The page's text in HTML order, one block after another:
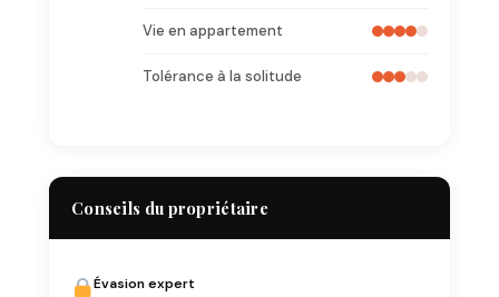
Vie en appartement
Tolérance à la solitude
Conseils du propriétaire
Évasion expert